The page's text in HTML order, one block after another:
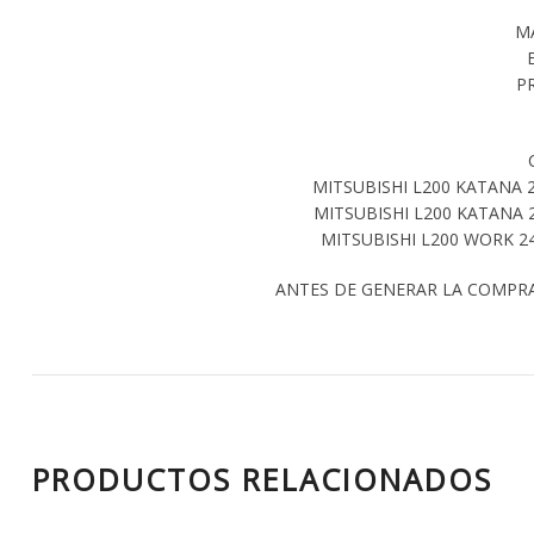
MITSUBISHI L200 KATANA
MITSUBISHI L200
MITSUBISHI L200 WORK
ANTES DE GENERAR LA
PRODUCTOS RELACIONADOS